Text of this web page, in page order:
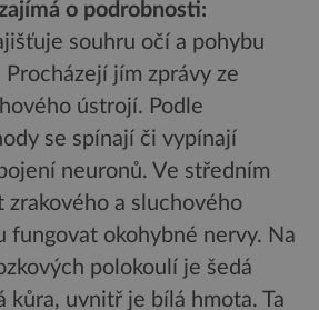
o podrobnosti:
souhru očí a pohybu
Procházejí jím zprávy ze
ústrojí. Podle
se spínají či vypínají
neuronů. Ve středním
zrakového a sluchového
fungovat okohybné nervy. Na
polokoulí je šedá
kůra, uvnitř je bílá hmota. Ta